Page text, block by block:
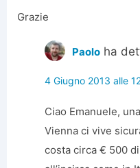
Grazie
Paolo ha
4 Giugno 2013 alle
Ciao Emanuele,
Vienna ci vive
costa circa € 500